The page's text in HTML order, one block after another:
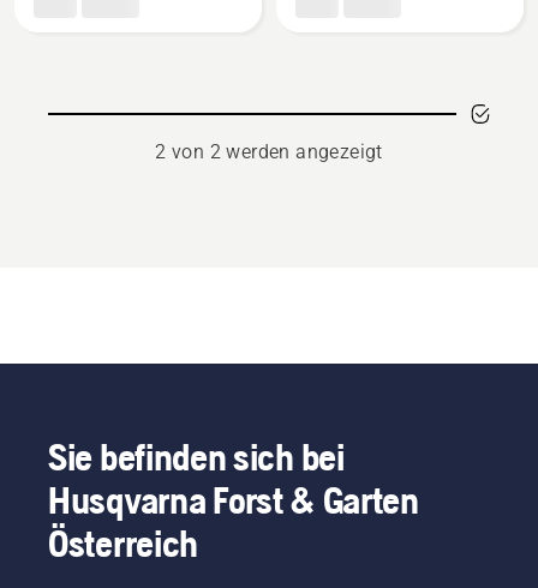
2 von 2 werden angezeigt
Sie befinden sich bei
Husqvarna Forst & Garten
Österreich